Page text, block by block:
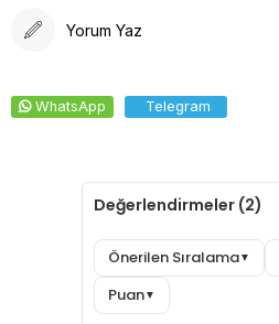
Yorum Yaz
WhatsApp Telegram
Değerlendirmeler (2)
Önerilen Sıralama▼
Puan▼